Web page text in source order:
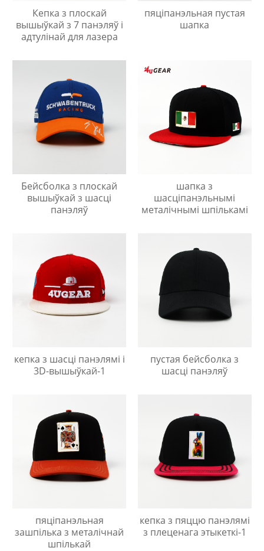
Кепка з плоскай
вышыўкай з 7 панэляў і
адтулінай для лазера
пяціпанэльная пустая
шапка
Бейсболка з плоскай
вышыўкай з шасці
панэляў
шапка з
шасціпанэльнымі
металічнымі шпількамі
кепка з шасці панэлямі і
3D-вышыўкай-1
пустая бейсболка з
шасці панэляў
пяціпанэльная
зашпілька з металічнай
шпількай
кепка з пяццю панэлямі
з плеценага этыкеткі-1